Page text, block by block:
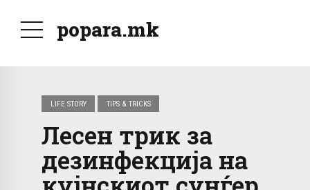
popara.mk
LIFE STORY TIPS & TRICKS
Лесен трик за
дезинфекција на